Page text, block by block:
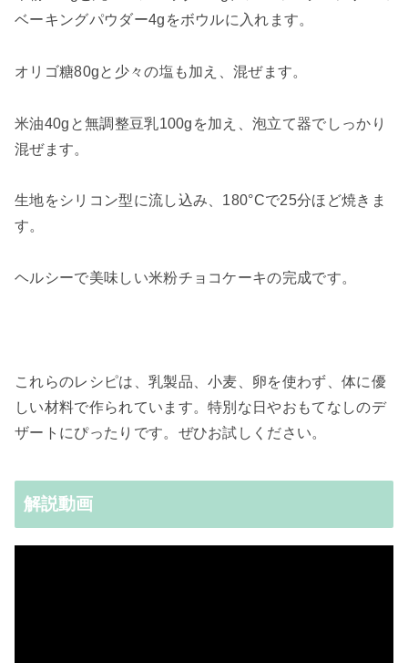
ベーキングパウダー4gをボウルに入れます。
オリゴ糖80gと少々の塩も加え、混ぜます。
米油40gと無調整豆乳100gを加え、泡立て器でしっかり
混ぜます。
生地をシリコン型に流し込み、180°Cで25分ほど焼きま
す。
ヘルシーで美味しい米粉チョコケーキの完成です。
これらのレシピは、乳製品、小麦、卵を使わず、体に優
しい材料で作られています。特別な日やおもてなしのデ
ザートにぴったりです。ぜひお試しください。
解説動画